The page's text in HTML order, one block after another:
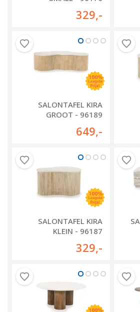
329,-
SALONTAFEL KIRA
GROOT - 96189
649,-
SALONTAFEL KIRA
KLEIN - 96187
329,-